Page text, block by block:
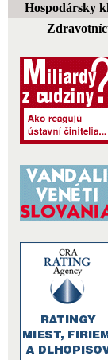
Hospodársky